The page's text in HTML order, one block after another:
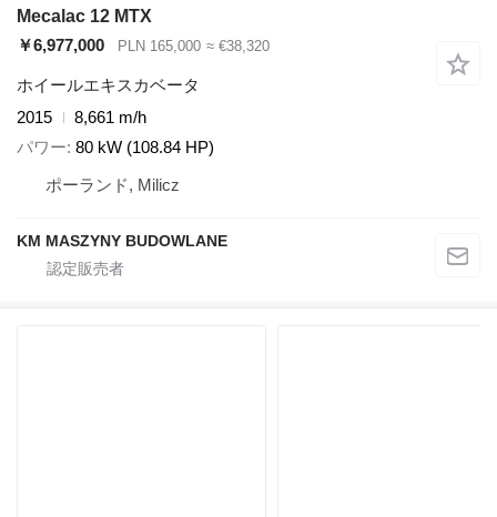
Mecalac 12 MTX
￥6,977,000
PLN 165,000 ≈ €38,320
ホイールエキスカベータ
2015
8,661 m/h
パワー 80 kW (108.84 HP)
ポーランド, Milicz
KM MASZYNY BUDOWLANE